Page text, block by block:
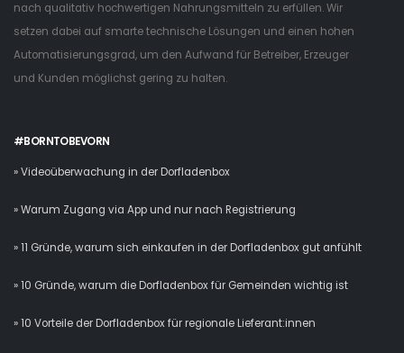
nach qualitativ hochwertigen Nahrungsmitteln zu erfüllen. Wir
setzen dabei auf smarte technische Lösungen und einen hohen
Automatisierungsgrad, um den Aufwand für Betreiber, Erzeuger
und Kunden möglichst gering zu halten.
#BORNTOBEVORN
» Videoüberwachung in der Dorfladenbox
» Warum Zugang via App und nur nach Registrierung
» 11 Gründe, warum sich einkaufen in der Dorfladenbox gut anfühlt
» 10 Gründe, warum die Dorfladenbox für Gemeinden wichtig ist
» 10 Vorteile der Dorfladenbox für regionale Lieferant:innen